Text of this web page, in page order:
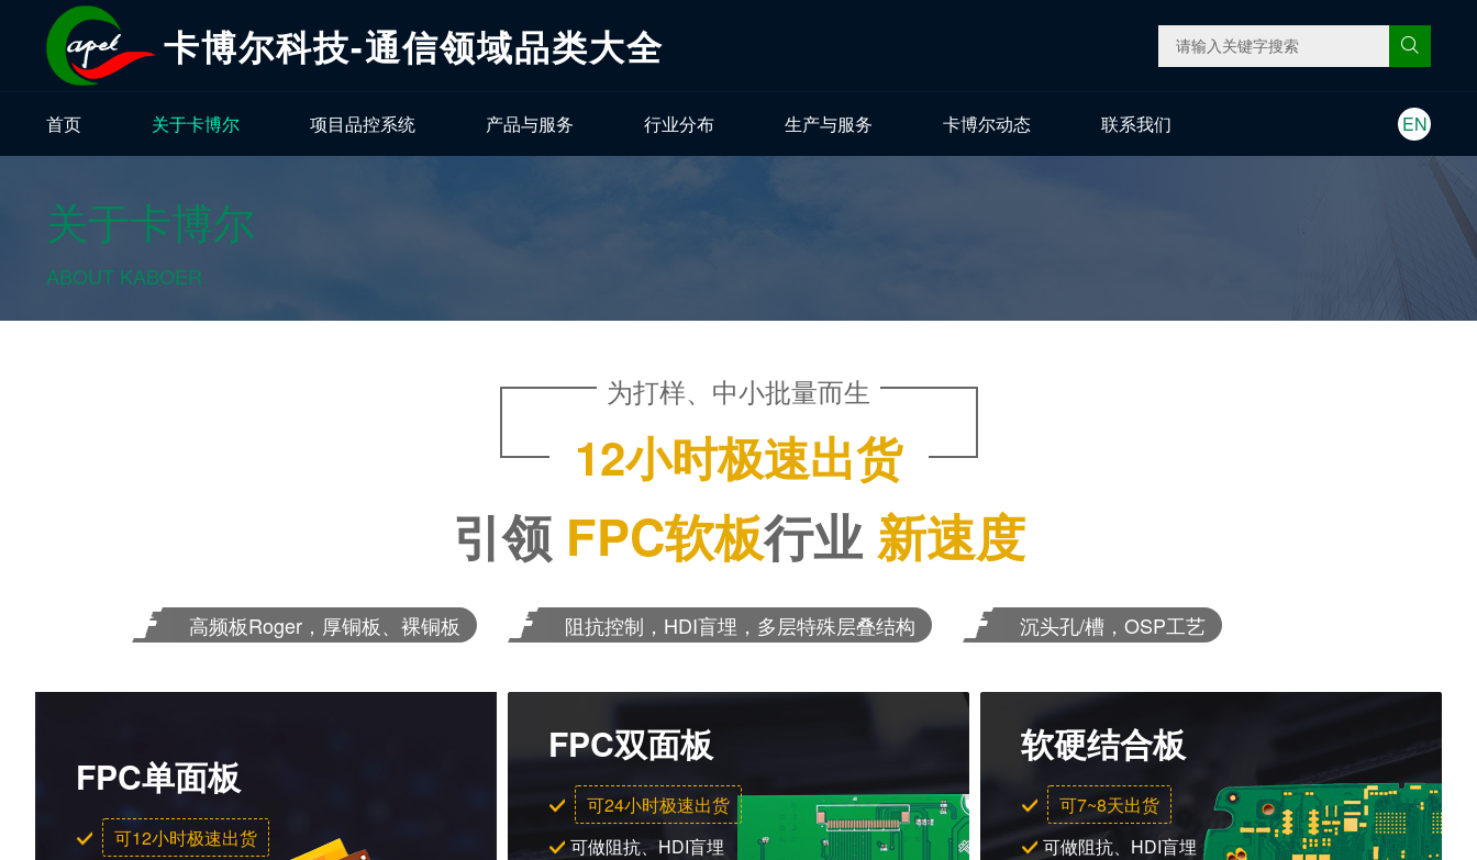
卡博尔科技-通信领域品类大全
首页 关于卡博尔 项目品控系统 产品与服务 行业分布 生产与服务 卡博尔动态 联系我们 EN
关于卡博尔
ABOUT KABOER
为打样、中小批量而生
12小时极速出货
引领 FPC软板行业 新速度
高频板Roger，厚铜板、裸铜板 阻抗控制，HDI盲埋，多层特殊层叠结构 沉头孔/槽，OSP工艺
FPC单面板
可12小时极速出货
FPC双面板
可24小时极速出货
可做阻抗、HDI盲埋
软硬结合板
可7~8天出货
可做阻抗、HDI盲埋